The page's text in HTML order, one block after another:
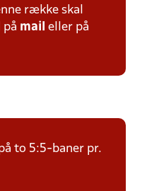
række skal
på mail eller på
to 5:5-baner pr.